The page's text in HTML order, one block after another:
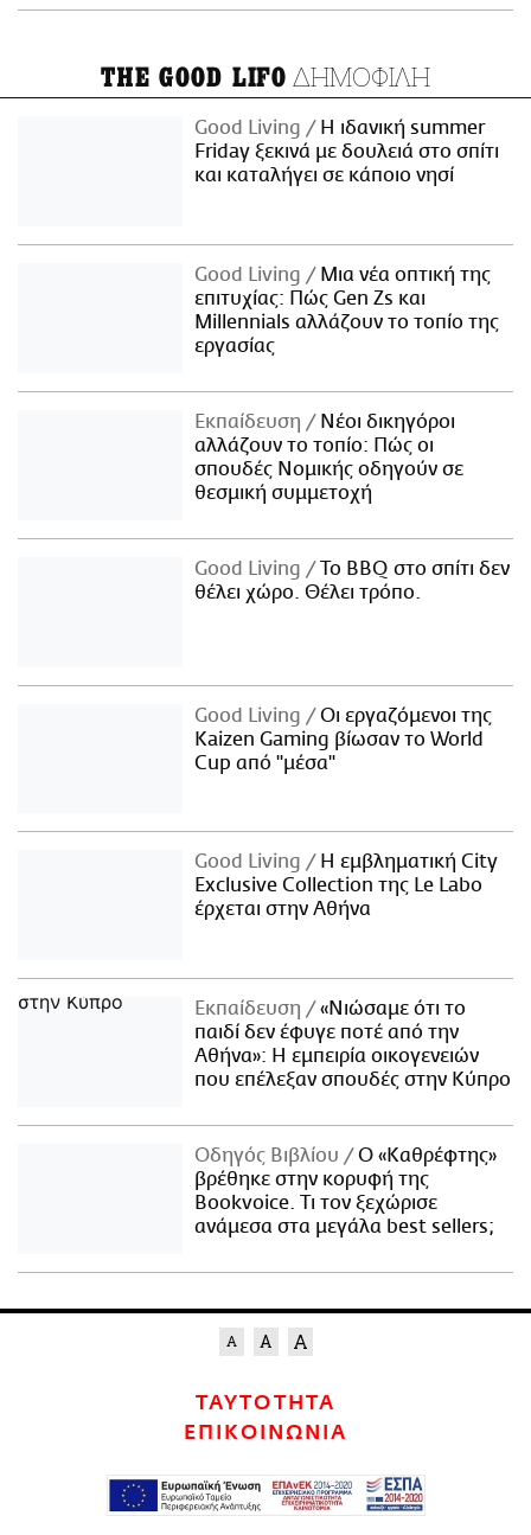
THE GOOD LIFO ΔΗΜΟΦΙΛΗ
Good Living
Η ιδανική summer
Friday ξεκινά με δουλειά στο σπίτι
και καταλήγει σε κάποιο νησί
Good Living
Μια νέα οπτική της
επιτυχίας: Πώς Gen Zs και
Millennials αλλάζουν το τοπίο της
εργασίας
Εκπαίδευση
Νέοι δικηγόροι
αλλάζουν το τοπίο: Πώς οι
σπουδές Νομικής οδηγούν σε
θεσμική συμμετοχή
Good Living
Το BBQ στο σπίτι δεν
θέλει χώρο. Θέλει τρόπο.
Good Living
Οι εργαζόμενοι της
Kaizen Gaming βίωσαν το World
Cup από "μέσα"
Good Living
Η εμβληματική City
Exclusive Collection της Le Labo
έρχεται στην Αθήνα
Εκπαίδευση
«Νιώσαμε ότι το
παιδί δεν έφυγε ποτέ από την
Αθήνα»: Η εμπειρία οικογενειών
που επέλεξαν σπουδές στην Κύπρο
Οδηγός Βιβλίου
Ο «Καθρέφτης»
βρέθηκε στην κορυφή της
Bookvoice. Τι τον ξεχώρισε
ανάμεσα στα μεγάλα best sellers;
ΤΑΥΤΟΤΗΤΑ
ΕΠΙΚΟΙΝΩΝΙΑ